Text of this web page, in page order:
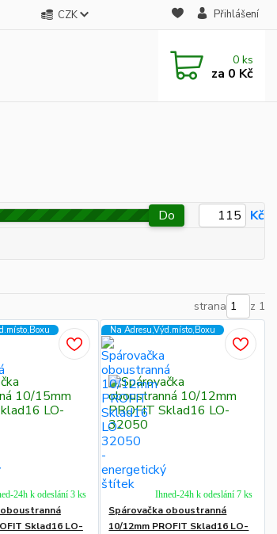
CZK Přihlášení
0 ks
za 0 Kč
Do Kč
strana z 1
Sklad16 LO-
24h k odeslání 3 ks
Na Adresu,Výd.místo,Boxu
Spárovačka oboustranná
10/12mm PROFIT Sklad16 LO-
Ihned-24h k odeslání 7 ks